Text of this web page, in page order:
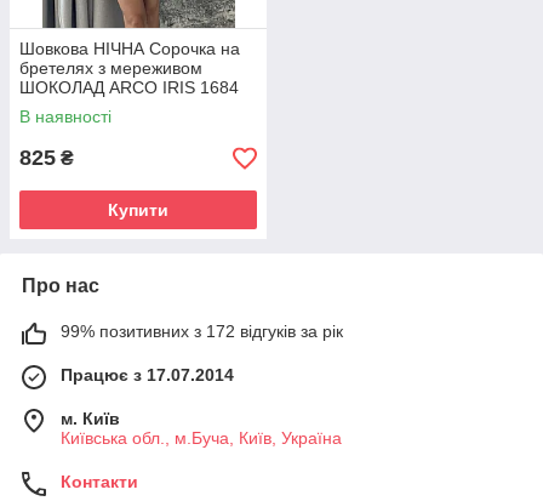
Шовкова НІЧНА Сорочка на
бретелях з мереживом
ШОКОЛАД ARCO IRIS 1684
В наявності
825 ₴
Купити
Про нас
99% позитивних з 172 відгуків за рік
Працює з 17.07.2014
м. Київ
Київська обл., м.Буча, Київ, Україна
Контакти